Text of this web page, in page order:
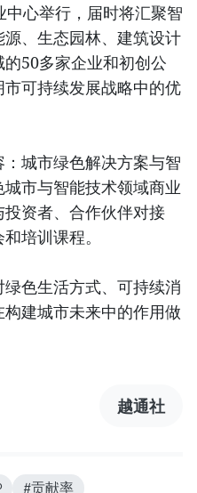
心举行，届时将汇聚智
、生态园林、建筑设计
50多家企业和初创公
可持续发展战略中的优
城市绿色解决方案与智
市与智能技术领域商业
资者、合作伙伴对接
培训课程。
色生活方式、可持续消
建城市未来中的作用做
越通社
#贡献率